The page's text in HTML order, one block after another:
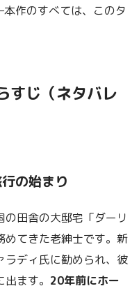
作のすべては、このタ
すじ（ネタバレ
の始まり
の田舎の大邸宅「ダーリ
めてきた老紳士です。新
ラディ氏に勧められ、彼
ます。 20年前にホー